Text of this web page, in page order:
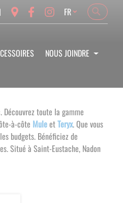
Search
Search
Language
FR
NOUS JOINDRE
toute la gamme
à-côte MuleetTeryx.Que vous
budgets. Bénéficiez de
Situé à Saint-Eustache, Nadon